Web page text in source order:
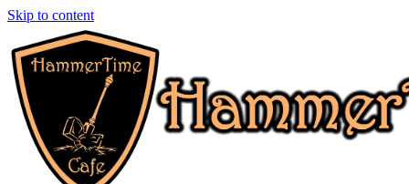
Skip to content